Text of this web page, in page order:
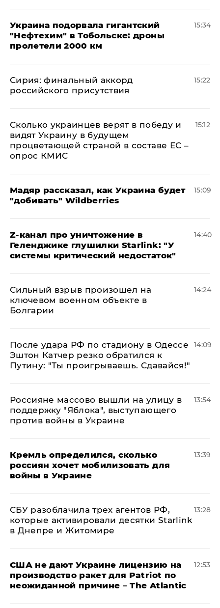
Украина подорвала гигантский
"Нефтехим" в Тобольске: дроны
пролетели 2000 км
15:34
​Сирия: финальный аккорд
российского присутствия
15:22
Сколько украинцев верят в победу и
видят Украину в будущем
процветающей страной в составе ЕС –
опрос КМИС
15:12
Мадяр рассказал, как Украина будет
"добивать" Wildberries
15:09
Z-канал про уничтожение в
Геленджике глушилки Starlink: "У
системы критический недостаток"
14:40
Сильный взрыв произошел на
ключевом военном объекте в
Болгарии
14:24
После удара РФ по стадиону в Одессе
Эштон Катчер резко обратился к
Путину: "Ты проигрываешь. Сдавайся!"
14:09
Россияне массово вышли на улицу в
поддержку "Яблока", выступающего
против войны в Украине
13:54
Кремль определился, сколько
россиян хочет мобилизовать для
войны в Украине
13:39
СБУ разоблачила трех агентов РФ,
которые активировали десятки Starlink
в Днепре и Житомире
13:28
США не дают Украине лицензию на
производство ракет для Patriot по
неожиданной причине – The Atlantic
12:53